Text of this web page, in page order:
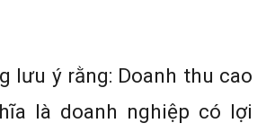
lưu ý rằng: Doanh thu cao
là doanh nghiệp có lợi